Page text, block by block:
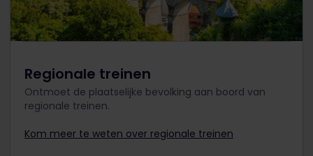
Regionale treinen
Ontmoet de plaatselijke bevolking aan boord van
regionale treinen.
Kom meer te weten over regionale treinen